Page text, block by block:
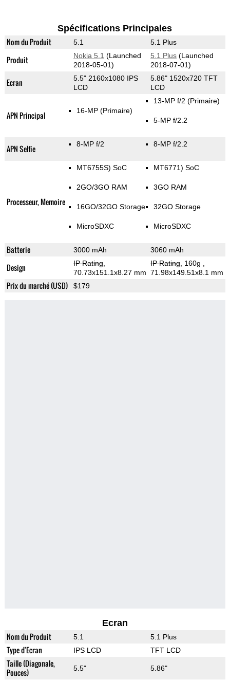
Spécifications Principales
Nom du Produit 5.1 5.1 Plus
Produit Nokia 5.1 (Launched
2018-05-01)
5.1 Plus(Launched
2018-07-01)
Ecran
5.5" 2160x1080 IPS
LCD
5.86" 1520x720 TFT
LCD
APN Principal 16-MP (Primaire)
13-MP f/2 (Primaire)
5-MP f/2.2
APN Selfie 8-MP f/2 8-MP f/2.2
Processeur, Memoire
MT6755S) SoC
2GO/3GO RAM
16GO/32GO Storage
MicroSDXC
MT6771) SoC
3GO RAM
32GO Storage
MicroSDXC
Batterie 3000 mAh 3060 mAh
Design IP Rating,
70.73x151.1x8.27 mm
IP Rating, 160g
71.98x149.51x8.1 mm
Prix du marché (USD) $179
Ecran
Nom du Produit 5.1 5.1 Plus
Type d'Ecran IPS LCD TFT LCD
Taille (Diagonale,
Pouces)
5.5" 5.86"